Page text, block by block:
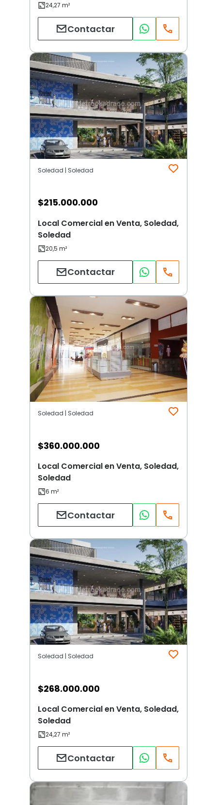
Contactar
Soledad | Soledad
$215.000.000
Local Comercial en Venta, Soledad,
Soledad
Contactar
Soledad | Soledad
$360.000.000
Local Comercial en Venta, Soledad,
Soledad
Contactar
Soledad | Soledad
$268.000.000
Local Comercial en Venta, Soledad,
Soledad
Contactar